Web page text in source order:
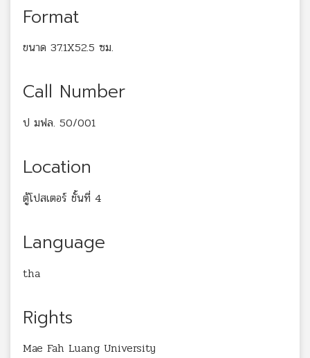
Format
ขนาด 37.1X52.5 ซม.
Call Number
ป มฟล. 50/001
Location
ตู้โปสเตอร์ ชั้นที่ 4
Language
tha
Rights
Mae Fah Luang University